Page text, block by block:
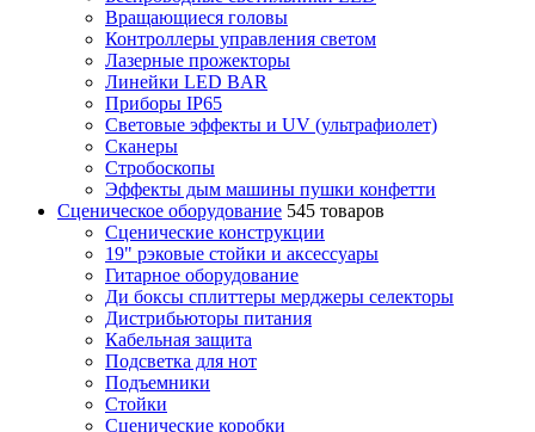
Вращающиеся головы
Контроллеры управления светом
Лазерные прожекторы
Линейки LED BAR
Приборы IP65
Световые эффекты и UV (ультрафиолет)
Сканеры
Стробоскопы
Эффекты дым машины пушки конфетти
Сценическое оборудование 545 товаров
Сценические конструкции
19" рэковые стойки и аксесcуары
Гитарное оборудование
Ди боксы сплиттеры мерджеры селекторы
Дистрибьюторы питания
Кабельная защита
Подсветка для нот
Подъемники
Стойки
Сценические коробки